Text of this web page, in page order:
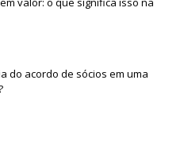
do acordo de sócios em uma